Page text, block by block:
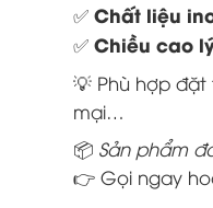
✅ Chất liệu
✅ Chiều cao
💡 Phù hợp
mại…
📦 Sản phẩm
👉 Gọi ngay